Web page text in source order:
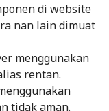
di website
nan lain dimuat
menggunakan
rentan.
tidak aman.